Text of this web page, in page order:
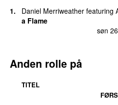
15
Set Fire To The Groove
Lazky Private Nu Disco Remix)
fre
16. Love in the Dark
1. Daniel Merriweather featuring
a Flame
søn
Anden rolle på
TITEL